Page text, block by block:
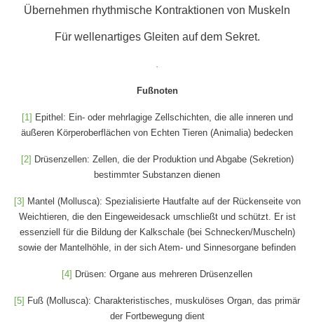
Übernehmen rhythmische Kontraktionen von Muskeln
Für wellenartiges Gleiten auf dem Sekret.
Fußnoten
[1] Epithel: Ein- oder mehrlagige Zellschichten, die alle inneren und
äußeren Körperoberflächen von Echten Tieren (Animalia) bedecken
[2] Drüsenzellen: Zellen, die der Produktion und Abgabe (Sekretion)
bestimmter Substanzen dienen
[3] Mantel (Mollusca): Spezialisierte Hautfalte auf der Rückenseite von
Weichtieren, die den Eingeweidesack umschließt und schützt. Er ist
essenziell für die Bildung der Kalkschale (bei Schnecken/Muscheln)
sowie der Mantelhöhle, in der sich Atem- und Sinnesorgane befinden
[4] Drüsen: Organe aus mehreren Drüsenzellen
[5] Fuß (Mollusca): Charakteristisches, muskulöses Organ, das primär
der Fortbewegung dient